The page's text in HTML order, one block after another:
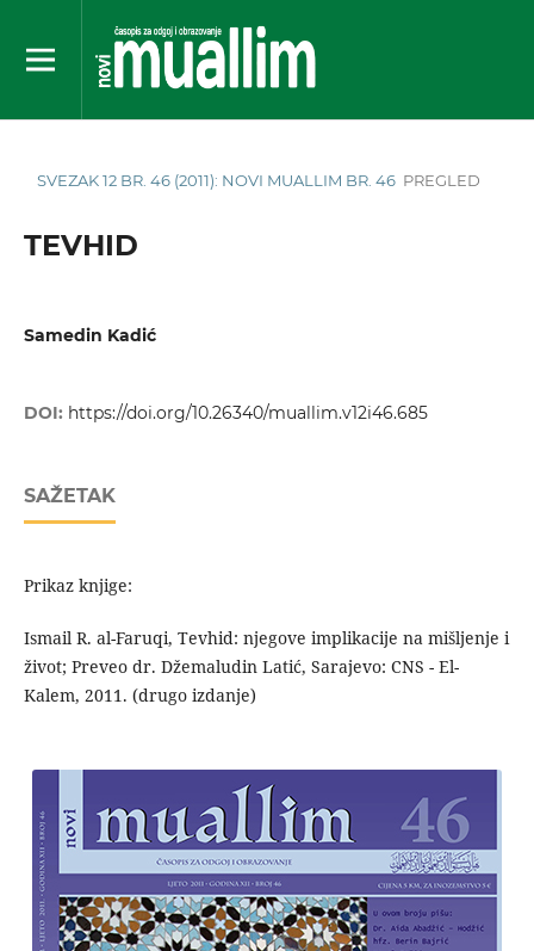
SVEZAK 12 BR. 46 (2011): NOVI MUALLIM BR. 46 PREGLED
TEVHID
Samedin Kadić
DOI: https://doi.org/10.26340/muallim.v12i46.685
SAŽETAK
Prikaz knjige:
Ismail R. al-Faruqi, Tevhid: njegove implikacije na mišljenje i
život; Preveo dr. Džemaludin Latić, Sarajevo: CNS - El-
Kalem, 2011. (drugo izdanje)